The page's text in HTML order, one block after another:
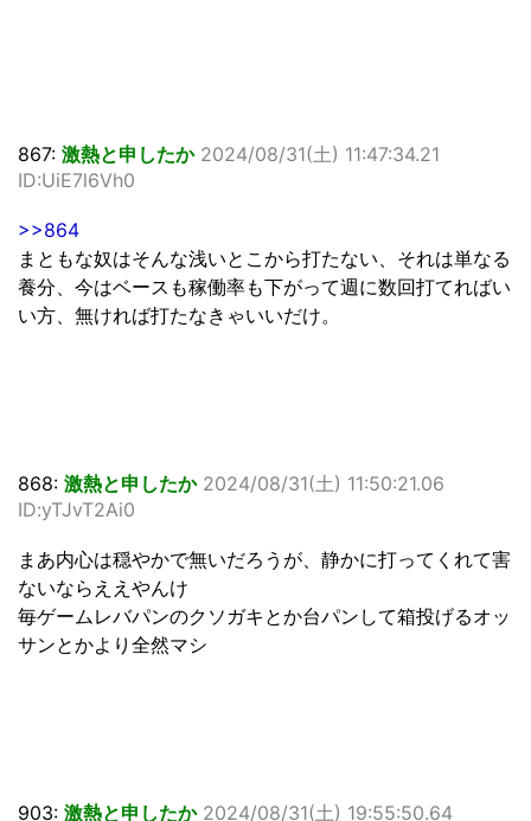
867: 激熱と申したか 2024/08/31(土) 11:47:34.21
ID:UiE7l6Vh0
>>864
まともな奴はそんな浅いとこから打たない、それは単なる
養分、今はベースも稼働率も下がって週に数回打てればい
い方、無ければ打たなきゃいいだけ。
868: 激熱と申したか 2024/08/31(土) 11:50:21.06
ID:yTJvT2Ai0
まあ内心は穏やかで無いだろうが、静かに打ってくれて害
ないならええやんけ
毎ゲームレバパンのクソガキとか台パンして箱投げるオッ
サンとかより全然マシ
903: 激熱と申したか 2024/08/31(土) 19:55:50.64